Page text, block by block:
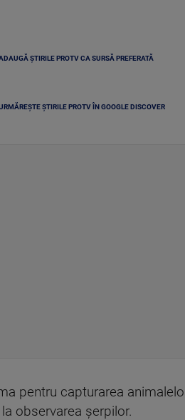
ȘTIRILE PROTV CA SURSĂ PREFERATĂ
ȘTIRILE PROTV ÎN GOOGLE DISCOVER
pentru capturarea
observarea şerpilor.